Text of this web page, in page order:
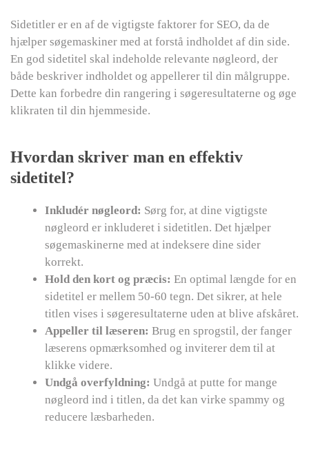
Sidetitler er en af de vigtigste faktorer for SEO, da de
hjælper søgemaskiner med at forstå indholdet af din side.
En god sidetitel skal indeholde relevante nøgleord, der
både beskriver indholdet og appellerer til din målgruppe.
Dette kan forbedre din rangering i søgeresultaterne og øge
klikraten til din hjemmeside.
Hvordan skriver man en effektiv
sidetitel?
Inkludér nøgleord: Sørg for, at dine vigtigste
nøgleord er inkluderet i sidetitlen. Det hjælper
søgemaskinerne med at indeksere dine sider
korrekt.
Hold den kort og præcis: En optimal længde for en
sidetitel er mellem 50-60 tegn. Det sikrer, at hele
titlen vises i søgeresultaterne uden at blive afskåret.
Appeller til læseren: Brug en sprogstil, der fanger
læserens opmærksomhed og inviterer dem til at
klikke videre.
Undgå overfyldning: Undgå at putte for mange
nøgleord ind i titlen, da det kan virke spammy og
reducere læsbarheden.